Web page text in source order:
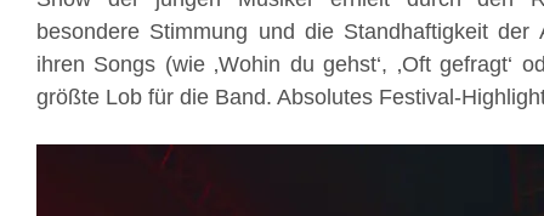
besondere Stimmung und die Standhaftigkeit der
ihren Songs (wie ‚Wohin du gehst‘, ‚Oft gefragt‘
größte Lob für die Band. Absolutes Festival-